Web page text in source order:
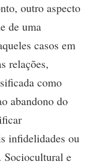
outro aspecto
de uma
casos em
relações,
como
abandono do
infidelidades ou
Sociocultural e